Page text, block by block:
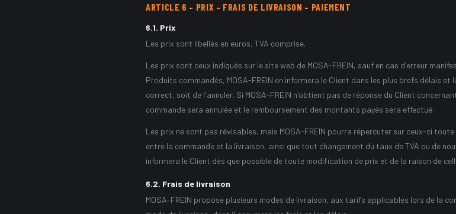
ARTICLE 6 – PRIX – FRAIS DE LIVRAISON – PAIEMENT
6.1. Prix
Les prix sont libellés en euros, TVA comprise.
Les prix sont ceux indiqués sur le site web de MOSA-FREIN, sauf en cas d'erreur
Produits commandés, MOSA-FREIN en informera le Client dans les plus brefs délais
correct, soit de l'annuler. Si MOSA-FREIN n'obtient pas de réponse du Client
commande sera annulée et le remboursement des montants payés sera effectué.
Les prix ne sont pas révisables, mais MOSA-FREIN pourra répercuter sur ceux-ci
entre la commande et la livraison, ainsi que tout changement du taux de TVA ou de
informera le Client dès que possible de toute modification de prix et de la raison de
6.2. Frais de livraison
MOSA-FREIN propose plusieurs modes de livraison, aux tarifs applicables lors de la